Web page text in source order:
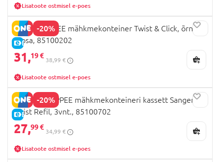
Lisatoote ostmisel e-poes
-20%
E-HIND
TOMEE TIPPEE mähkmekonteiner Twist & Click, õrn
roosa, 85100202
31,19 €
38,99 €
Lisatoote ostmisel e-poes
-20%
E-HIND
TOMMEE TIPPEE mähkmekonteineri kassett Sangenic
Twist Refil, 3vnt., 85100702
27,99 €
34,99 €
Lisatoote ostmisel e-poes